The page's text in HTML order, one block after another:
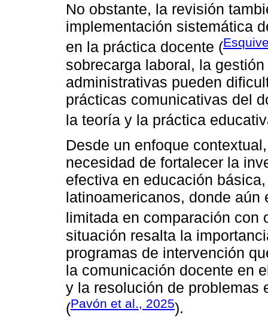
No obstante, la revisión
implementación sistemática
en la práctica docente (
sobrecarga laboral, la
administrativas pueden
prácticas comunicativas del
la teoría y la práctica
Desde un enfoque
necesidad de fortalecer la
efectiva en educación
latinoamericanos, donde
limitada en comparación con
situación resalta la
programas de intervención
la comunicación docente en
y la resolución de problemas
(Pavón et al., 2025).